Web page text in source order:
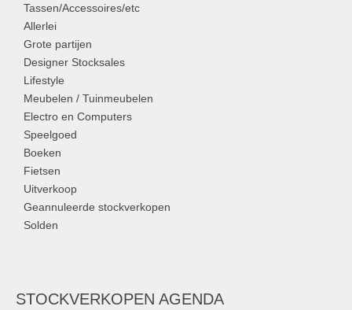
Tassen/Accessoires/etc
Allerlei
Grote partijen
Designer Stocksales
Lifestyle
Meubelen / Tuinmeubelen
Electro en Computers
Speelgoed
Boeken
Fietsen
Uitverkoop
Geannuleerde stockverkopen
Solden
STOCKVERKOPEN AGENDA